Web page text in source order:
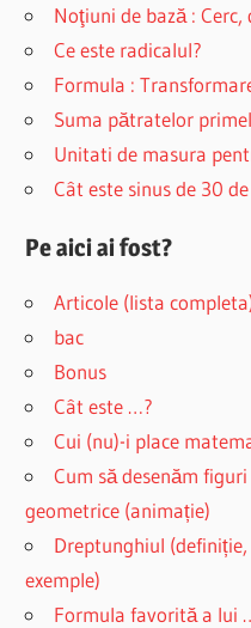
Noţiuni de bază :
Ce este radicalul?
Formula :
Suma pătratelor
Unitati de masura
Cât este sinus de 30
Pe aici ai fost?
Articole (lista
bac
Bonus
Cât este …?
Cui (nu)-i place
Cum să desenăm
geometrice (animație)
Dreptunghiul
exemple)
Formula favorită a lui